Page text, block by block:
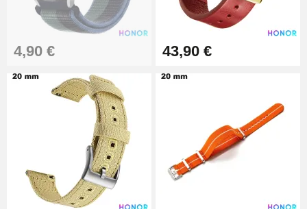
4,90 € 43,90 €